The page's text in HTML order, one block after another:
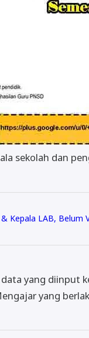
sekolah dan
Kepala LAB, Belum
yang diinput
yang